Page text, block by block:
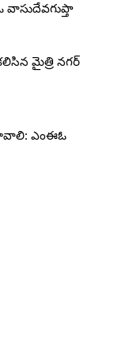
వాసుదేవగుప్తా
మైత్రి నగర్
ఎంఈఓ